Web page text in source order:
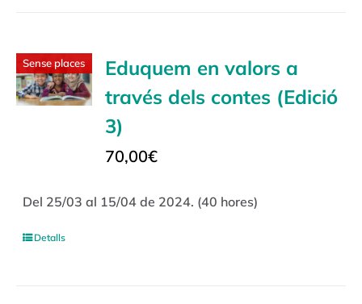
Sense places
Eduquem en valors a
través dels contes (Edició
3)
70,00€
Del 25/03 al 15/04 de 2024. (40 hores)
Detalls